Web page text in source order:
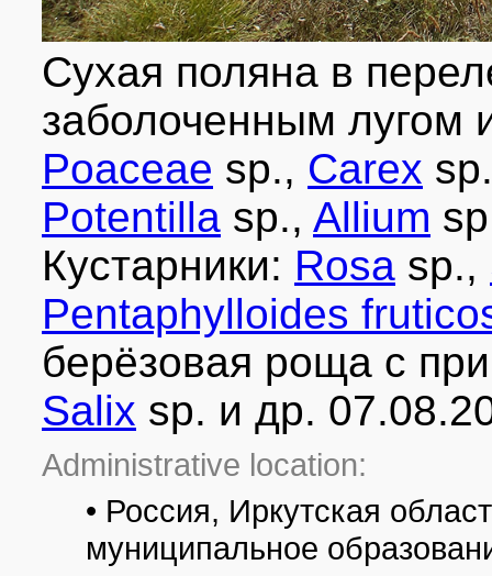
Сухая поляна в
заболоченным лугом
Poaceae sp., Carex
Potentilla sp., Allium
Кустарники: Rosa sp.,
Pentaphylloides
берёзовая роща с
Salix sp. и др.
Administrative location:
• Россия, Иркутская
муниципальное